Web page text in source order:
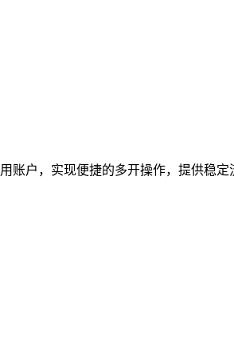
账户，实现便捷的多开操作，提供稳